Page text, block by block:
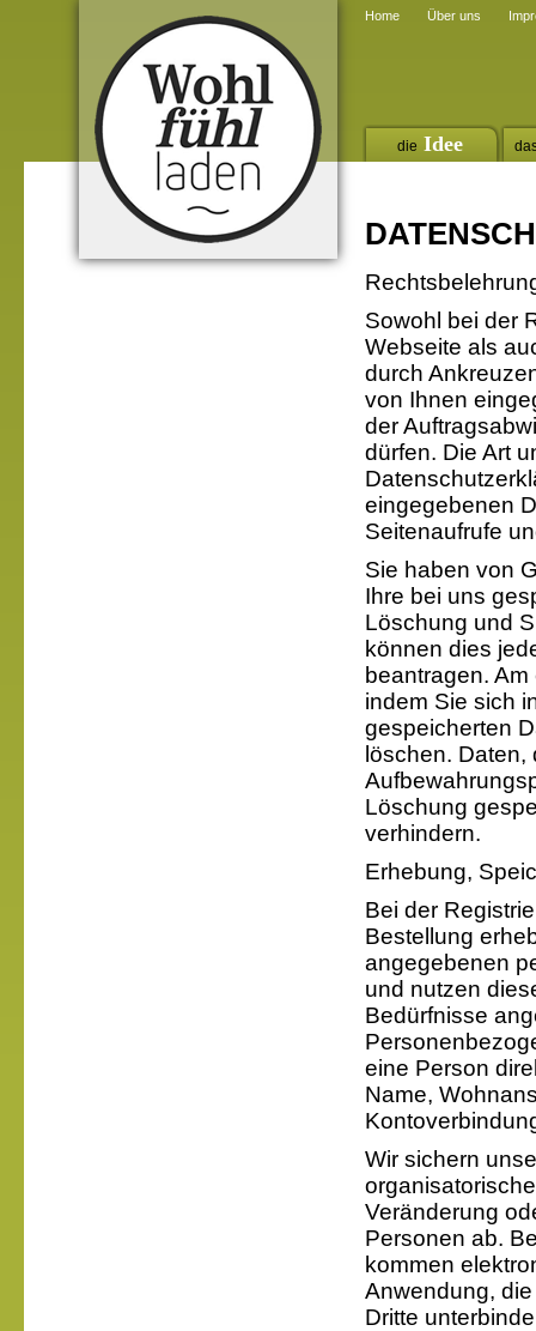
Home Über uns
die Idee
Sowohl bei der
Webseite als
durch
von Ihnen
der
dürfen. Die Art
eingegebenen
Seitenaufrufe
Sie haben von
Ihre bei uns
Löschung und
können dies
beantragen.
indem Sie sich
gespeicherten
löschen.
Löschung
verhindern.
Erhebung,
Bei der
Bestellung
angegebenen
und nutzen
Bedürfnisse
eine Person
Name,
Wir sichern
Veränderung
Personen ab.
kommen
Anwendung,
Dritte